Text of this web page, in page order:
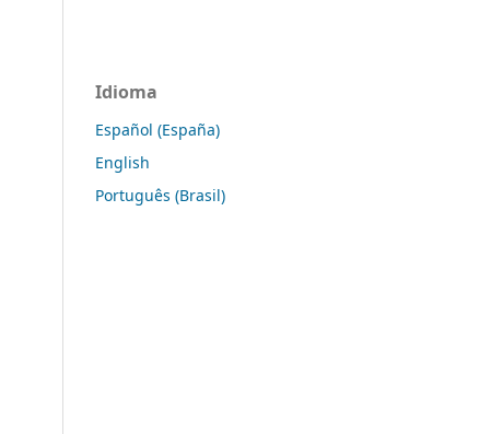
Idioma
Español (España)
English
Português (Brasil)